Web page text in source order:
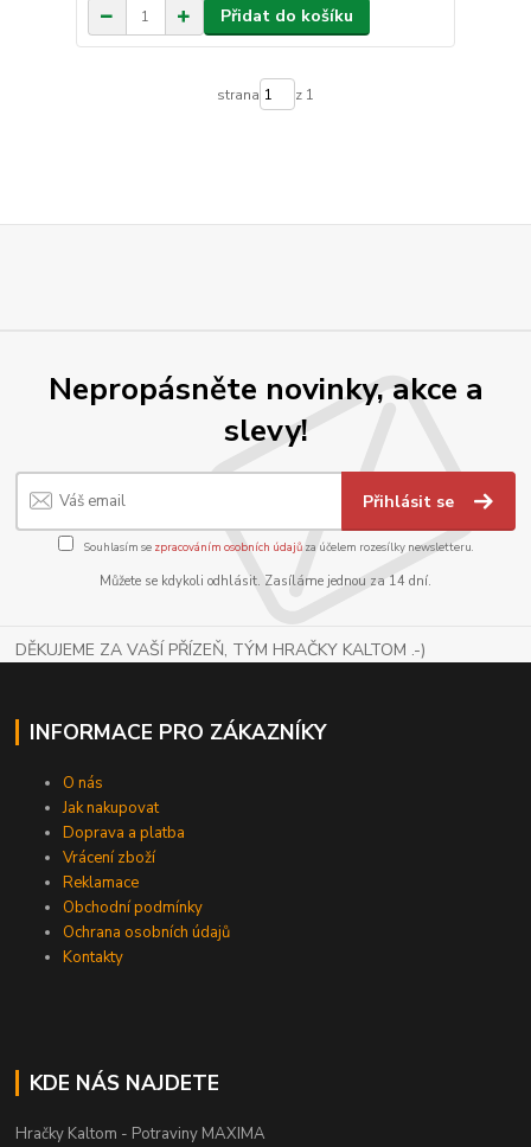
Přidat do košíku
strana z 1
Nepropásněte novinky, akce a
slevy!
Přihlásit se
Souhlasím se zpracováním osobních údajůza účelem rozesílky newsletteru.
Můžete se kdykoli odhlásit. Zasíláme jednou za 14 dní.
DĚKUJEME ZA VAŠÍ PŘÍZEŇ, TÝM HRAČKY KALTOM .-)
INFORMACE PRO ZÁKAZNÍKY
O nás
Jak nakupovat
Doprava a platba
Vrácení zboží
Reklamace
Obchodní podmínky
Ochrana osobních údajů
Kontakty
KDE NÁS NAJDETE
Hračky Kaltom - Potraviny MAXIMA